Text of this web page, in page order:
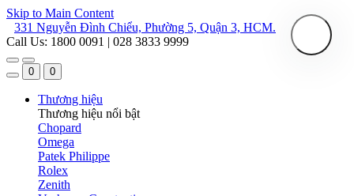
Skip to Main Content
331 Nguyễn Đình Chiểu, Phường 5, Quận 3, HCM.
Call Us: 1800 0091 | 028 3833 9999
0 0
Thương hiệu
Thương hiệu nổi bật
Chopard
Omega
Patek Philippe
Rolex
Zenith